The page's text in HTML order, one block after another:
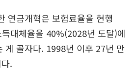
연금개혁은 보험료율을 현행
대체율을 40%(2028년 도달)에
게 골자다. 1998년 이후 27년 만
.